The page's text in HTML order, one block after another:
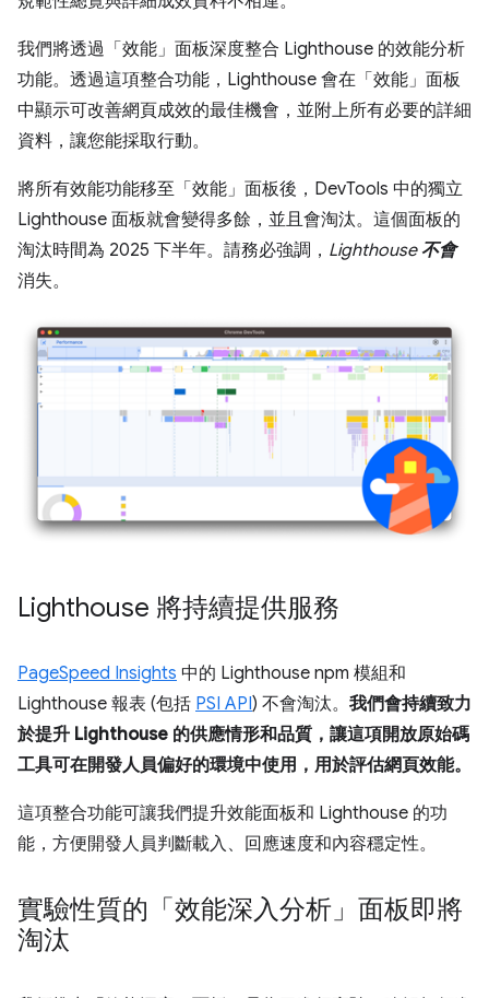
我們將透過「效能」面板深度整合 Lighthouse 的效能分析
功能。透過這項整合功能，Lighthouse 會在「效能」面板
中顯示可改善網頁成效的最佳機會，並附上所有必要的詳細
資料，讓您能採取行動。
將所有效能功能移至「效能」面板後，DevTools 中的獨立
Lighthouse 面板就會變得多餘，並且會淘汰。這個面板的
淘汰時間為 2025 下半年。請務必強調， Lighthouse不會
消失。
Lighthouse 將持續提供服務
PageSpeed Insights 中的 Lighthouse npm 模組和
Lighthouse 報表 (包括 PSI API) 不會淘汰。 我們會持續致力
於提升 Lighthouse 的供應情形和品質，讓這項開放原始碼
工具可在開發人員偏好的環境中使用，用於評估網頁效能。
這項整合功能可讓我們提升效能面板和 Lighthouse 的功
能，方便開發人員判斷載入、回應速度和內容穩定性。
實驗性質的「效能深入分析」面板即將
淘汰